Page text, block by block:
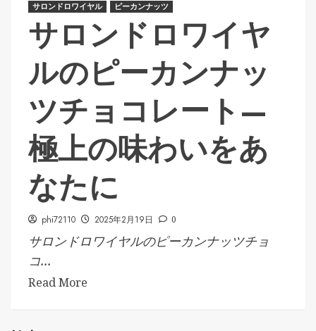
サロンドロワイヤル ピーカンナッツ
サロンドロワイヤ
ルのピーカンナッ
ツチョコレート—
極上の味わいをあ
なたに
phi72110 2025年2月19日 0
サロンドロワイヤルのピーカンナッツチョ
コ...
Read More